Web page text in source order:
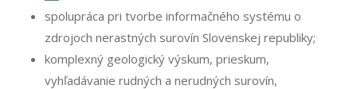
spolupráca pri tvorbe informačného systému o
zdrojoch nerastných surovín Slovenskej republiky;
komplexný geologický výskum, prieskum,
vyhľadávanie rudných a nerudných surovín,